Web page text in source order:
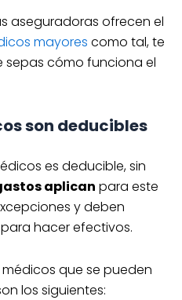
aseguradoras ofrecen el
mayores como tal, te
sepas cómo funciona el
son deducibles
es deducible, sin
aplican para este
y deben
hacer efectivos.
que se pueden
los siguientes: